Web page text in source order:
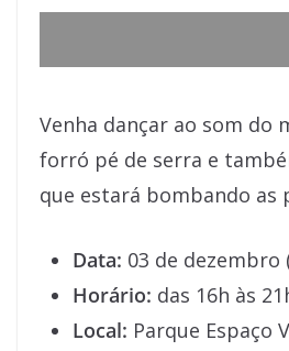
Venha dançar ao som do
forró pé de serra e
que estará bombando as
Data: 03 de dezembro
Horário: das 16h às
Local: Parque Espaço